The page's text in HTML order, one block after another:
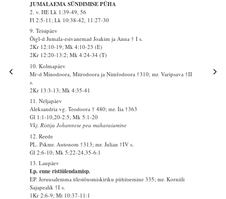
JUMALAEMA SÜNDIMISE PÜHA
2. v. HE Lk 1:39-49, 56
Fl 2:5-11; Lk 10:38-42, 11:27-30
9. Teisipäev
Õigl-d Jumala-esivanemad Joakim ja Anna † I s.
2Kr 12:10-19; Mk 4:10-23 (E)
2Kr 12:20-13:2; Mk 4:24-34 (T)
10. Kolmapäev
Mr-d Minodoora, Mitrodoora ja Nimfodoora †310; mr. Varipsava †II
s.
2Kr 13:3-13; Mk 4:35-41
11. Neljapäev
Aleksandria vg. Teodoora † 480; mr. Iia †363
Gl 1:1-10,20-2:5; Mk 5:1-20
Vkj. Ristija Johannese pea maharaiumine
12. Reede
PL. Pskmr. Autonom †313; mr. Julian †IV s.
Gl 2:6-10; Mk 5:22-24,35-6:1
13. Laupäev
Lp. enne ristiülendamisp.
EP. Jeruusalemma ülestõusmiskiriku pühitsemine 335; mr. Korniili
Sajapealik †I s.
1Kr 2:6-9; Mt 10:37-11:1